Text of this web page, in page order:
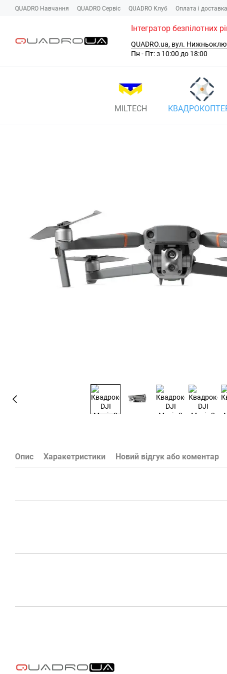
Перейти до основного контенту
QUADRO Навчання QUADRO Сервіc QUADRO Клуб Оплата і доставка
Інтегратор безпілотних
QUADRO.ua, вул.
Пн - Пт: з 10:00 до 18:00
MILTECH
Опис Харакетристики Новий відгук або коментар